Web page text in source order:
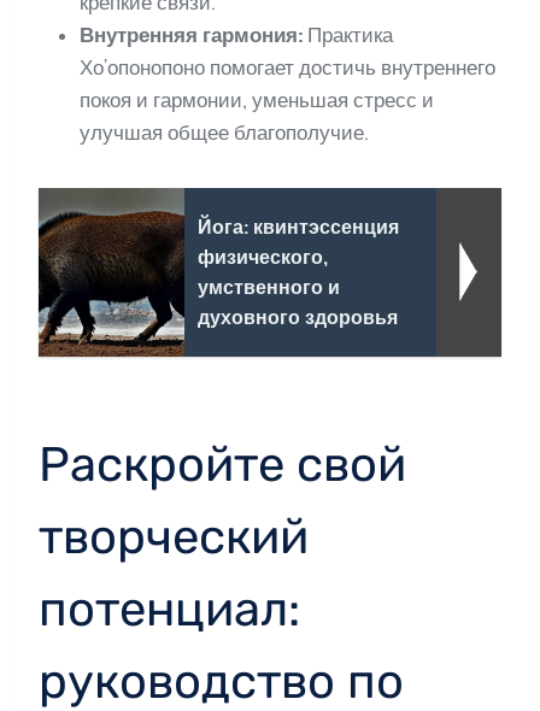
Внутренняя гармония: Практика
Хо’опонопоно помогает достичь внутреннего
покоя и гармонии, уменьшая стресс и
улучшая общее благополучие.
Йога: квинтэссенция
физического,
умственного и
духовного здоровья
Раскройте свой
творческий
потенциал:
руководство по